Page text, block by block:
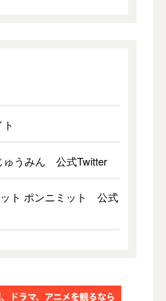
ゅうみん 公式Twitter
ット ポンニミット 公式